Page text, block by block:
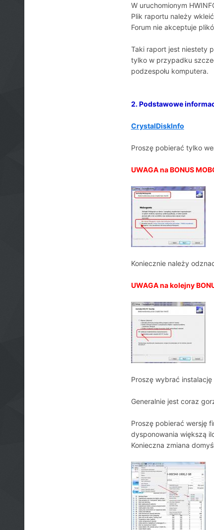
W uruchomionym
Plik raportu należy
Forum nie akceptuje
Taki raport jest niestety
tylko w przypadku
podzespołu komputera.
2. Podstawowe
CrystalDiskInfo
Proszę pobierać tylko
UWAGA na BONUS
Koniecznie należy
UWAGA na kolejny
Proszę wybrać
Generalnie jest coraz
Proszę pobierać wersję
dysponowania większą
Konieczna zmiana